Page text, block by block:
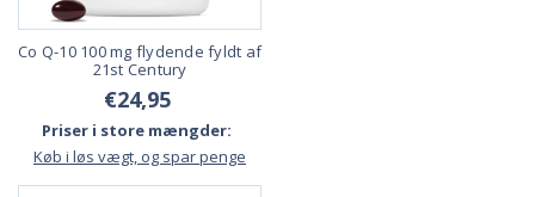
Co Q-10 100 mg flydende fyldt af
21st Century
€24,95
Priser i store mængder:
Køb i løs vægt, og spar penge